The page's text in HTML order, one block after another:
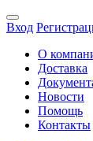
Вход
О
Доставка
Новости
Помощь
Контакты